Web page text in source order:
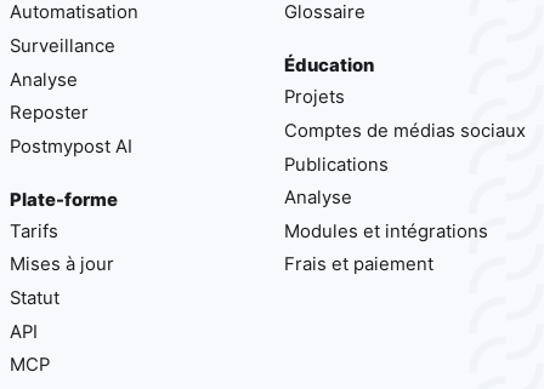
Automatisation
Surveillance
Analyse
Reposter
Postmypost AI
Plate-forme
Tarifs
Mises à jour
Statut
API
MCP
Glossaire
Éducation
Projets
Comptes de médias sociaux
Publications
Analyse
Modules et intégrations
Frais et paiement